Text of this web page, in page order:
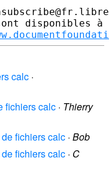
disponibles à
calc ·
fichiers calc · Thierry
fichiers calc · Bob
fichiers calc · C